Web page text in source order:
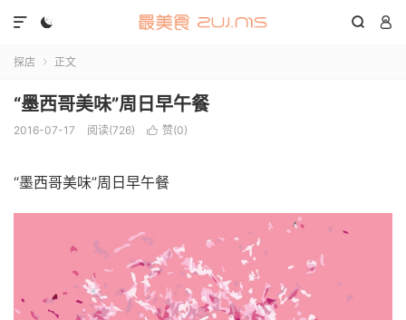
  

探店  正文
“墨西哥美味”周日早午餐
2016-07-17 阅读(726)  赞(0)
“墨西哥美味”周日早午餐